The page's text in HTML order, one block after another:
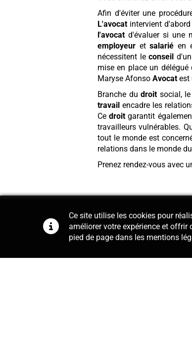
Afin d'éviter une
L'avocat intervient
l'avocat d'évaluer si une
employeur etsalarié en
nécessitent leconseil d'un
mise en place un
Maryse AfonsoAvocat est
Branche dudroit social, le
travail encadre les
Cedroit garantit
travailleurs vulnérables.
tout le monde est
relations dans le monde
Prenez rendez-vous avec
Ce site utilise les cookies pour
améliorer votre expérience et
pied de page dans les mentions